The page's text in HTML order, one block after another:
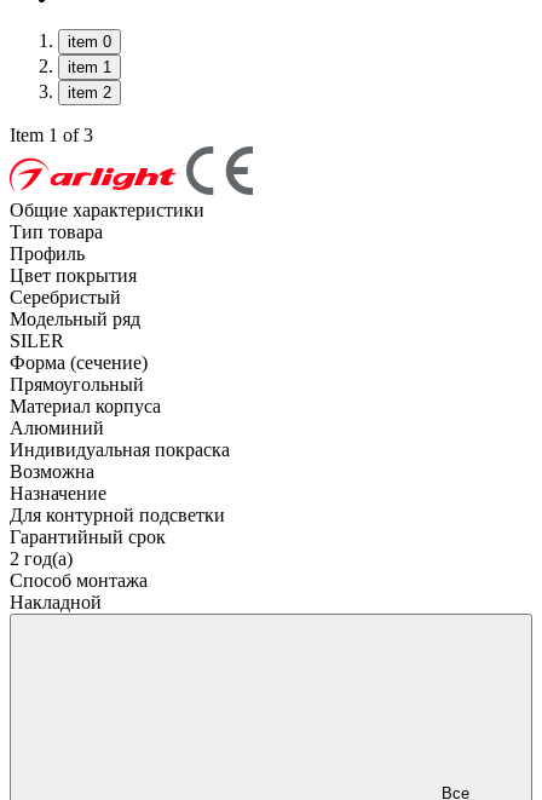
item 0
item 1
item 2
Item 1 of 3
Общие характеристики
Тип товара
Профиль
Цвет покрытия
Серебристый
Модельный ряд
SILER
Форма (сечение)
Прямоугольный
Материал корпуса
Алюминий
Индивидуальная покраска
Возможна
Назначение
Для контурной подсветки
Гарантийный срок
2 год(а)
Способ монтажа
Накладной